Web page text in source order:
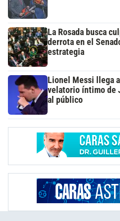
La Rosada busca
derrota en el
estrategia
Lionel Messi llega
velatorio íntimo de
al público